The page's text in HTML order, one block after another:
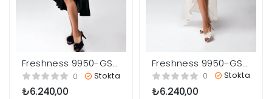
Freshness 9950-GS
Saten Ortişli Gecelik
Sabahlık Takım
0 Stokta
₺6.240,00
Freshness 9950-GS
Saten Ortişli Gecelik
Sabahlık Takım
0 Stokta
₺6.240,00